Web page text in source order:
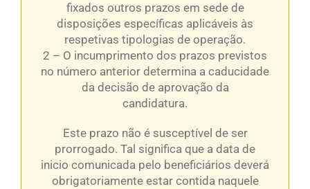
fixados outros prazos em sede de
disposições específicas aplicáveis às
respetivas tipologias de operação.
2 – O incumprimento dos prazos previstos
no número anterior determina a caducidade
da decisão de aprovação da
candidatura.
Este prazo não é susceptível de ser
prorrogado. Tal significa que a data de
inicio comunicada pelo beneficiários deverá
obrigatoriamente estar contida naquele